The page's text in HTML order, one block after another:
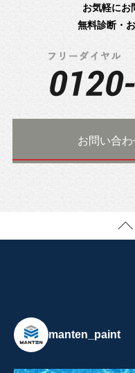
お気軽にお
無料診断・
お問い合
manten_paint